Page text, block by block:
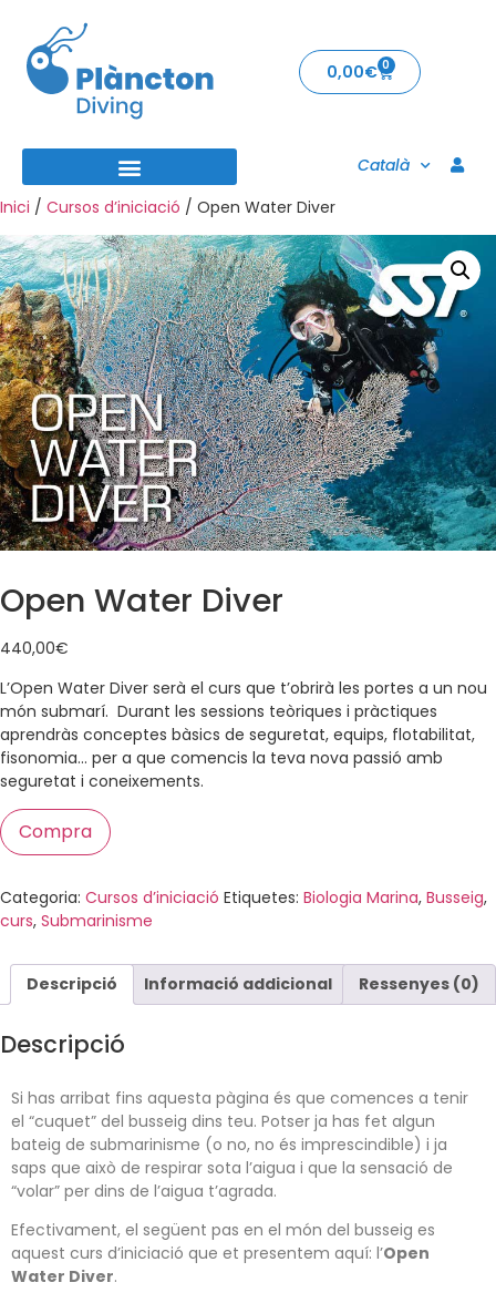
0,00€ 0
Català
Inici / Cursos d’iniciació / Open Water Diver
Open Water Diver
440,00€
L’Open Water Diver serà el curs que t’obrirà les portes a un nou
món submarí. Durant les sessions teòriques i pràctiques
aprendràs conceptes bàsics de seguretat, equips, flotabilitat,
fisonomia… per a que comencis la teva nova passió amb
seguretat i coneixements.
Compra
Categoria: Cursos d’iniciació Etiquetes: Biologia Marina, Busseig,
curs, Submarinisme
Descripció Informació addicional Ressenyes (0)
Descripció
Si has arribat fins aquesta pàgina és que comences a tenir
el “cuquet” del busseig dins teu. Potser ja has fet algun
bateig de submarinisme (o no, no és imprescindible) i ja
saps que això de respirar sota l’aigua i que la sensació de
“volar” per dins de l’aigua t’agrada.
Efectivament, el següent pas en el món del busseig es
aquest curs d’iniciació que et presentem aquí: l’Open
Water Diver.